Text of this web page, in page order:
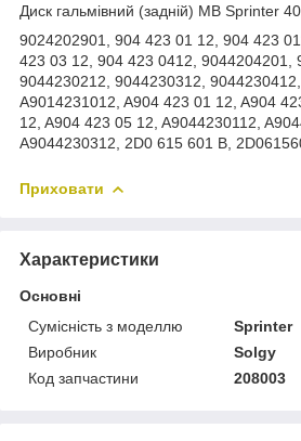
Диск гальмівний (задній) MB Sprinter
9024202901, 904 423 01 12, 904 423
423 03 12, 904 423 0412, 9044204201,
9044230212, 9044230312,
A9014231012, A904 423 01 12, A904
12, A904 423 05 12, A9044230112,
A9044230312, 2D0 615 601 B,
Приховати
Характеристики
Основні
Сумісність з моделлю
Sprinter
Виробник
Solgy
Код запчастини
208003